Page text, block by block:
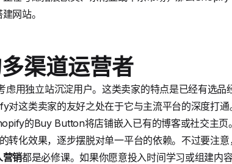
网站。
渠道运营者
用独立站沉淀用户。这类卖家的特点是已经有选品
这类卖家的友好之处在于它与主流平台的深度打通
的Buy Button将店铺嵌入已有的博客或社交主页
化效果，逐步摆脱对单一平台的依赖。不过要注意
营销都是必修课。如果你愿意投入时间学习或组建内